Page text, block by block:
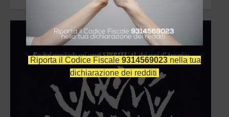
Riporta il Codice Fiscale 9314569023 nella tua
dichiarazione dei redditi